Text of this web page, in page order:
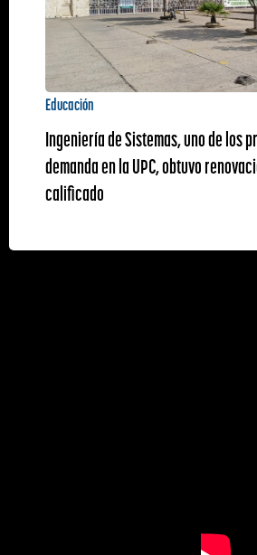
Educación
Ingeniería de Sistemas, uno de los
demanda en la UPC, obtuvo
calificado